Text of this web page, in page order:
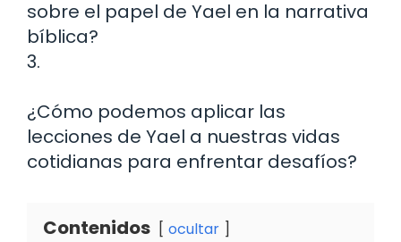
sobre el papel de Yael en la narrativa
bíblica?
3.
¿Cómo podemos aplicar las
lecciones de Yael a nuestras vidas
cotidianas para enfrentar desafíos?
Contenidos ocultar